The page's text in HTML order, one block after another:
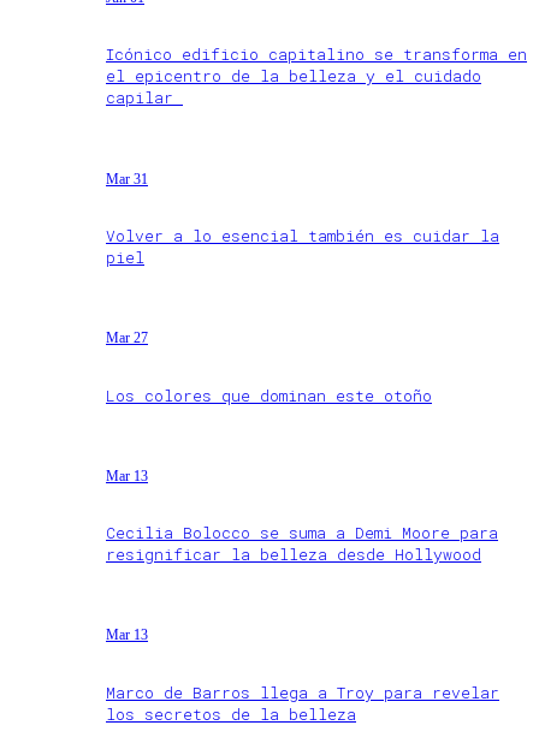
Icónico edificio capitalino se transforma en
el epicentro de la belleza y el cuidado
capilar
Mar 31
Volver a lo esencial también es cuidar la
piel
Mar 27
Los colores que dominan este otoño
Mar 13
Cecilia Bolocco se suma a Demi Moore para
resignificar la belleza desde Hollywood
Mar 13
Marco de Barros llega a Troy para revelar
los secretos de la belleza